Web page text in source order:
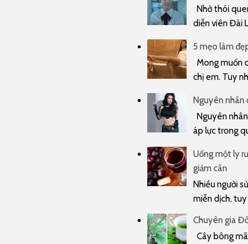
Nhờ thói
diễn viên Đài
5 mẹo làm
Mong muốn
chị em. Tuy
Nguyên nhân
Nguyên
áp lực trong
Uống một ly
giảm cân
Nhiều người
miễn dịch,
Chuyên gia
Cây bông